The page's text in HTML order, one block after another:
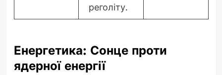
реголіту.
Енергетика: Сонце проти
ядерної енергії